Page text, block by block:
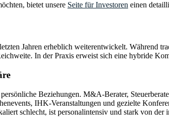
bietet unsere Seite für Investoren einen
Jahren erheblich weiterentwickelt. Während
In der Praxis erweist sich eine hybride
Beziehungen. M&A-Berater,
IHK-Veranstaltungen und gezielte
schlecht, ist personalintensiv und stark von